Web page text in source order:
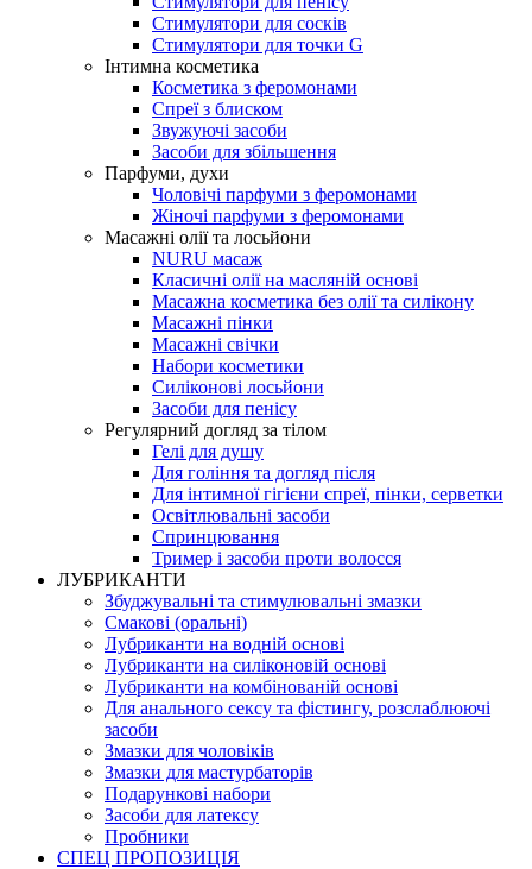
Стимулятори для сосків
Стимулятори для точки G
Інтимна косметика
Косметика з феромонами
Спреї з блиском
Звужуючі засоби
Засоби для збільшення
Парфуми, духи
Чоловічі парфуми з феромонами
Жіночі парфуми з феромонами
Масажні олії та лосьйони
NURU масаж
Класичні олії на масляній основі
Масажна косметика без олії та силікону
Масажні пінки
Масажні свічки
Набори косметики
Силіконові лосьйони
Засоби для пенісу
Регулярний догляд за тілом
Гелі для душу
Для гоління та догляд після
Для інтимної гігієни спреї, пінки, серветки
Освітлювальні засоби
Спринцювання
Тример і засоби проти волосся
ЛУБРИКАНТИ
Збуджувальні та стимулювальні змазки
Смакові (оральні)
Лубриканти на водній основі
Лубриканти на силіконовій основі
Лубриканти на комбінованій основі
Для анального сексу та фістингу, розслаблюючі
засоби
Змазки для чоловіків
Змазки для мастурбаторів
Подарункові набори
Засоби для латексу
Пробники
СПЕЦ ПРОПОЗИЦІЯ